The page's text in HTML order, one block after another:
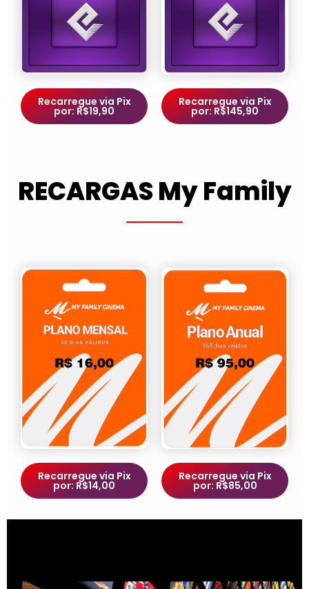
Recarregue via Pix
por: R$19,90
Recarregue via Pix
por: R$145,90
RECARGAS My Family
Recarregue via Pix
por: R$14,00
Recarregue via Pix
por: R$85,00